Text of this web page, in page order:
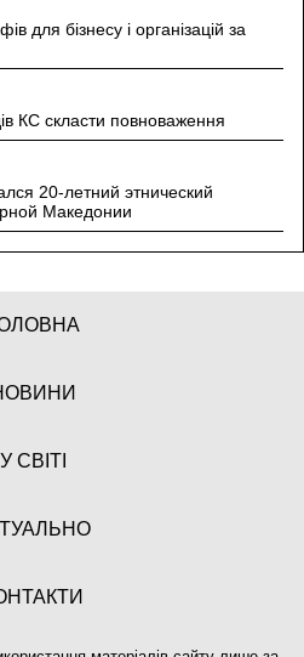
для бізнесу і організацій за
КС скласти повноваження
20-летний этнический
Македонии
У СВІТІ